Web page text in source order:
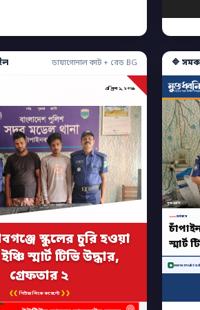
ডায়াগোনাল কাট + রেড BG
এপ্রিল ১, ২০২৬
স্কুলের চুরি হওয়া
স্মার্ট টিভি উদ্ধার,
গ্রেফতার ২
❮❮ নিউজ লিংক কমেন্টে ❯❯
🔷
মুক্তধ্বনি
সর্বশেষ
স্মার্ট